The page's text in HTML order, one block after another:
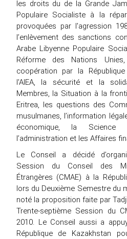
les droits du de la Grande
Populaire Socialiste à la
provoquées par l'agression
l’enlèvement des sanctions
Arabe Libyenne Populaire
Réforme des Nations
coopération par la
l'AIEA, la sécurité et la
Membres, la Situation à la
Eritrea, les questions des
musulmanes, l’information
économique, la
l’administration et les Affaires
Le Conseil a décidé
Session du Conseil des
Étrangères (CMAE) à la
lors du Deuxième Semestre du
noté la proposition faite par
Trente-septième Session du
2010. Le Conseil aussi a
République de Kazakhstan